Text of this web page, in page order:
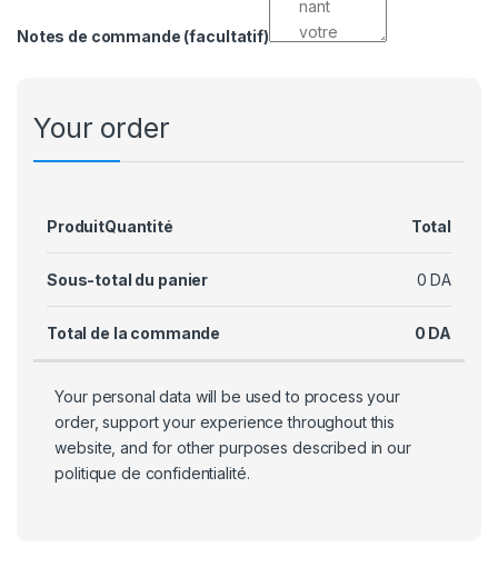
Notes de commande (facultatif)
Your order
ProduitQuantité Total
Sous-total du panier 0 DA
Total de la commande 0 DA
Your personal data will be used to process your
order, support your experience throughout this
website, and for other purposes described in our
politique de confidentialité.